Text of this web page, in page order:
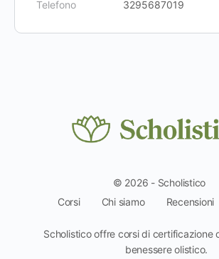
Telefono 3295687019
© 2026 - Scholistico
Corsi
Chi siamo Recensioni
Scholistico offre corsi di certificazione
benessere olistico.